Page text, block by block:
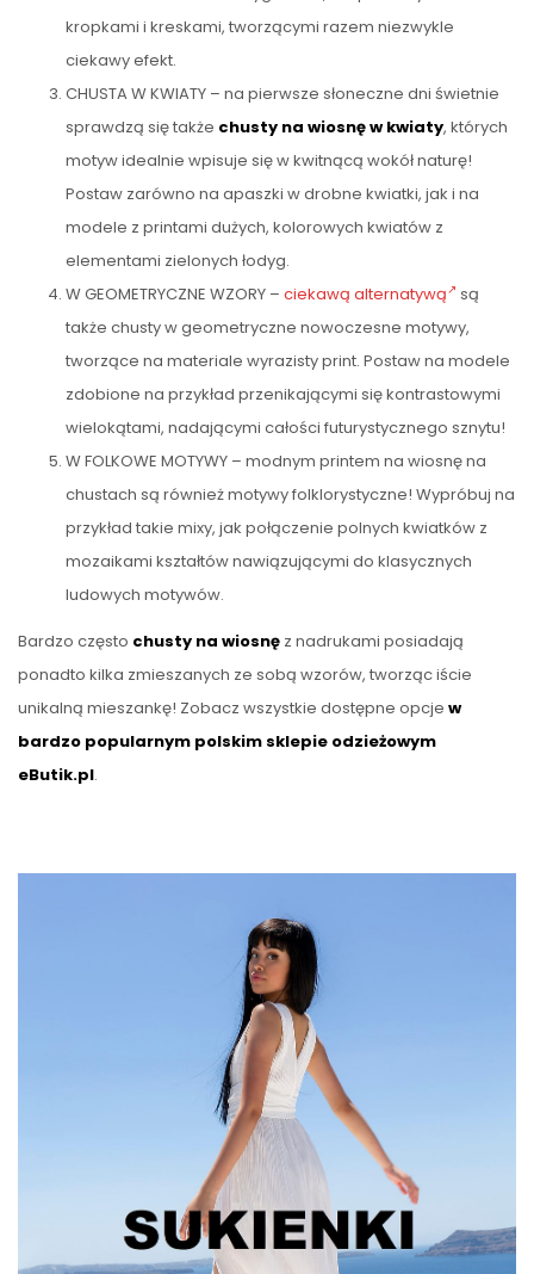
kropkami i kreskami, tworzącymi razem niezwykle
ciekawy efekt.
CHUSTA W KWIATY – na pierwsze słoneczne dni świetnie
sprawdzą się także chusty na wiosnę w kwiaty, których
motyw idealnie wpisuje się w kwitnącą wokół naturę!
Postaw zarówno na apaszki w drobne kwiatki, jak i na
modele z printami dużych, kolorowych kwiatów z
elementami zielonych łodyg.
W GEOMETRYCZNE WZORY – ciekawą alternatywą
są
także chusty w geometryczne nowoczesne motywy,
tworzące na materiale wyrazisty print. Postaw na modele
zdobione na przykład przenikającymi się kontrastowymi
wielokątami, nadającymi całości futurystycznego sznytu!
W FOLKOWE MOTYWY – modnym printem na wiosnę na
chustach są również motywy folklorystyczne! Wypróbuj na
przykład takie mixy, jak połączenie polnych kwiatków z
mozaikami kształtów nawiązującymi do klasycznych
ludowych motywów.
Bardzo często chusty na wiosnę z nadrukami posiadają
ponadto kilka zmieszanych ze sobą wzorów, tworząc iście
unikalną mieszankę! Zobacz wszystkie dostępne opcje w
bardzo popularnym polskim sklepie odzieżowym
eButik.pl.